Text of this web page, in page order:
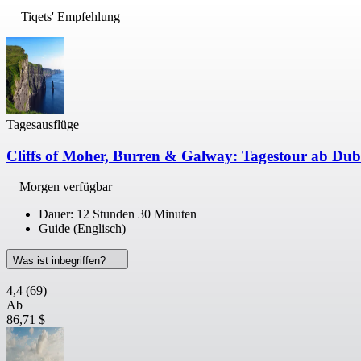
Tiqets' Empfehlung
Tagesausflüge
Cliffs of Moher, Burren & Galway: Tagestour ab
Morgen verfügbar
Dauer: 12 Stunden 30 Minuten
Guide (Englisch)
Was ist inbegriffen?
4,4 (69)
Ab
86,71 $